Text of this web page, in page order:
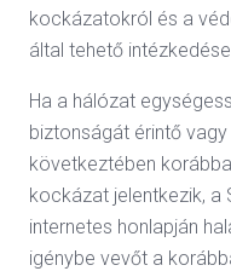
kockázatokról és a
által tehető
Ha a hálózat
biztonságát érintő
következtében
kockázat jelentkezik, a
internetes honlapján
igénybe vevőt a